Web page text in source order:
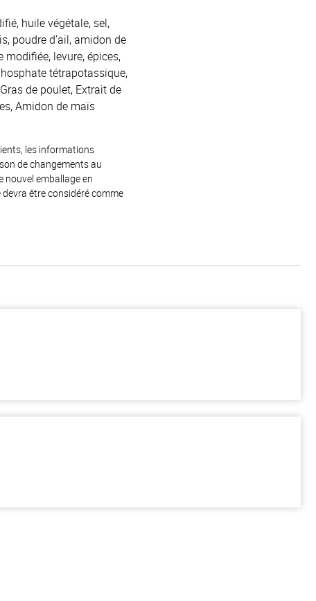
huile végétale, sel,
poudre d’ail, amidon de
modifiée, levure, épices,
tétrapotassique,
de poulet, Extrait de
Amidon de maïs
les informations
de changements au
nouvel emballage en
être considéré comme